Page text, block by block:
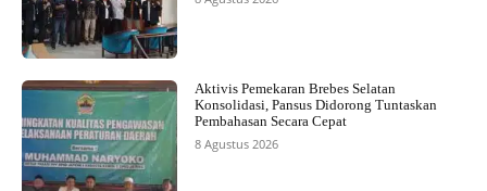
Aktivis Pemekaran Brebes Selatan
Konsolidasi, Pansus Didorong Tuntaskan
Pembahasan Secara Cepat
8 Agustus 2026